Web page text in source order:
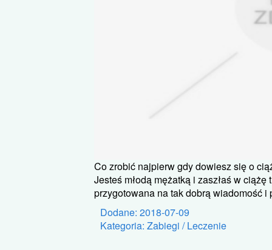
Co zrobić najpierw gdy dowiesz się o
Jesteś młodą mężatką i zaszłaś w
przygotowana na tak dobrą wiadomość
Dodane: 2018-07-09
Kategoria: Zabiegi / Leczenie